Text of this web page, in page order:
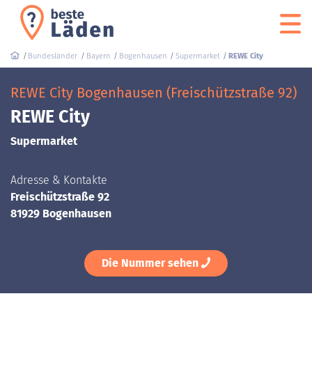
Bundesländer Bayern Bogenhausen Supermarket REWE City
REWE City Bogenhausen (Freischützstraße 92)
REWE City
Supermarket
Adresse & Kontakte
Freischützstraße 92
81929 Bogenhausen
Die Nummer sehen